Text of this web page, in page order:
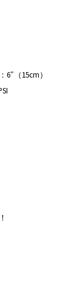
6″（15cm）